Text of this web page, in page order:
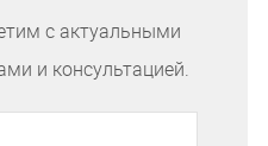
с актуальными
и консультацией.